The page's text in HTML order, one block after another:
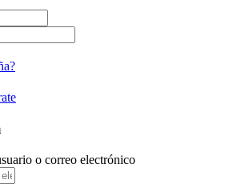
o correo electrónico